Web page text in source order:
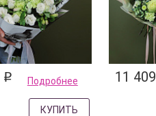
q Подробнее
КУПИТЬ
11 409